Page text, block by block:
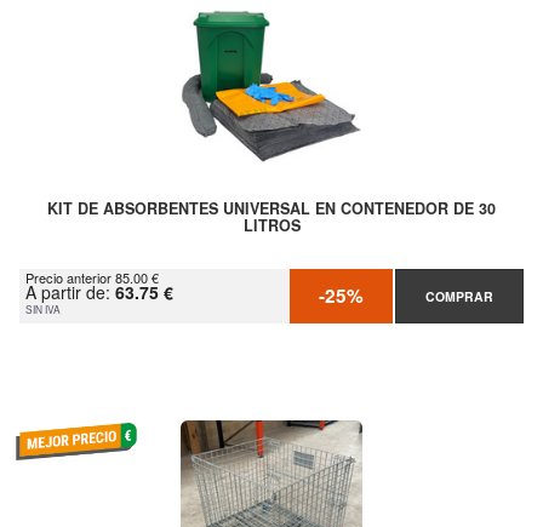
KIT DE ABSORBENTES UNIVERSAL EN CONTENEDOR DE 30
LITROS
Precio anterior 85.00 €
A partir de: 63.75 €
SIN IVA -25% COMPRAR